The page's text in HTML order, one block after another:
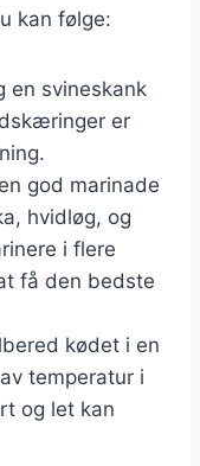
kan følge:
en svineskank
er
god marinade
hvidløg, og
i flere
få den bedste
kødet i en
temperatur i
og let kan